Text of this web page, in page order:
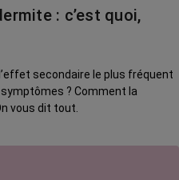
: c’est quoi,
secondaire le plus fréquent
? Comment la
vous dit tout.